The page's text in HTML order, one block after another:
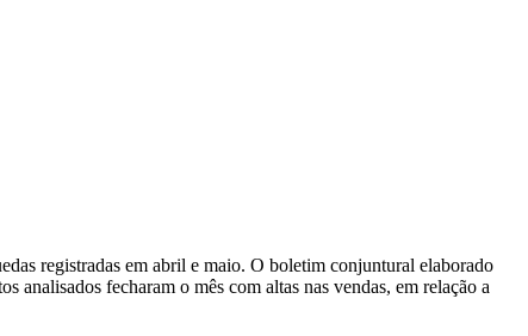
registradas em abril e maio. O boletim conjuntural elaborado
analisados fecharam o mês com altas nas vendas, em relação a